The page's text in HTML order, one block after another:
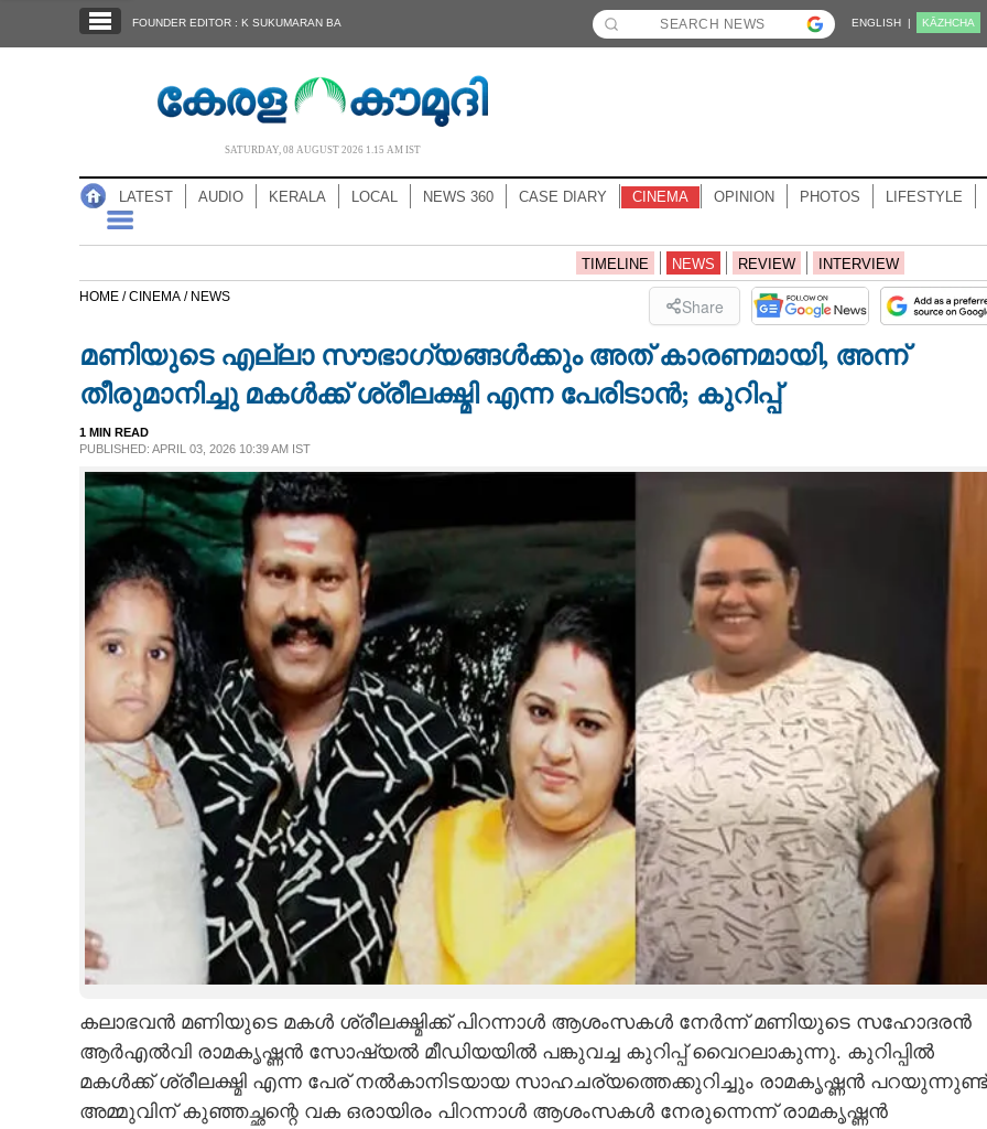
NOTIFIED NEWS
NEWS 360
CASE DIARY
CARTOONS
LITERATURE
FOUNDER EDITOR : K SUKUMARAN BA ENGLISH | KĀZHCHA
SATURDAY, 08 AUGUST 2026 1.15 AM IST
LATEST AUDIO KERALA LOCAL NEWS 360 CASE DIARY CINEMA OPINION PHOTOS LIFESTYLE
TIMELINE NEWS REVIEW INTERVIEW
HOME /CINEMA / NEWS Share
മണിയുടെ എല്ലാ സൗഭാഗ്യങ്ങൾക്കും അത് കാരണമായി, അന്ന്
തീരുമാനിച്ചു മകൾക്ക് ശ്രീലക്ഷ്മി എന്ന പേരിടാൻ; കുറിപ്പ്
1 MIN READ
PUBLISHED: APRIL 03, 2026 10:39 AM IST
കലാഭവൻ മണിയുടെ മകൾ ശ്രീലക്ഷ്മിക്ക് പിറന്നാൾ ആശംസകൾ നേർന്ന് മണിയുടെ സഹോദരൻ
ആർഎൽവി രാമകൃഷ്ണൻ സോഷ്യൽ മീഡിയയിൽ പങ്കുവച്ച കുറിപ്പ് വൈറലാകുന്നു. കുറിപ്പിൽ
മകൾക്ക് ശ്രീലക്ഷ്മി എന്ന പേര് നൽകാനിടയായ സാഹചര്യത്തെക്കുറിച്ചും രാമകൃഷ്ണൻ
അമ്മുവിന് കുഞ്ഞച്ഛന്റെ വക ഒരായിരം പിറന്നാൾ ആശംസകൾ നേരുന്നെന്ന് രാമകൃഷ്ണൻ